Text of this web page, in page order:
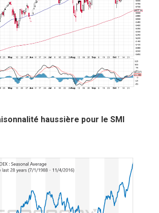
haussière pour le SMI